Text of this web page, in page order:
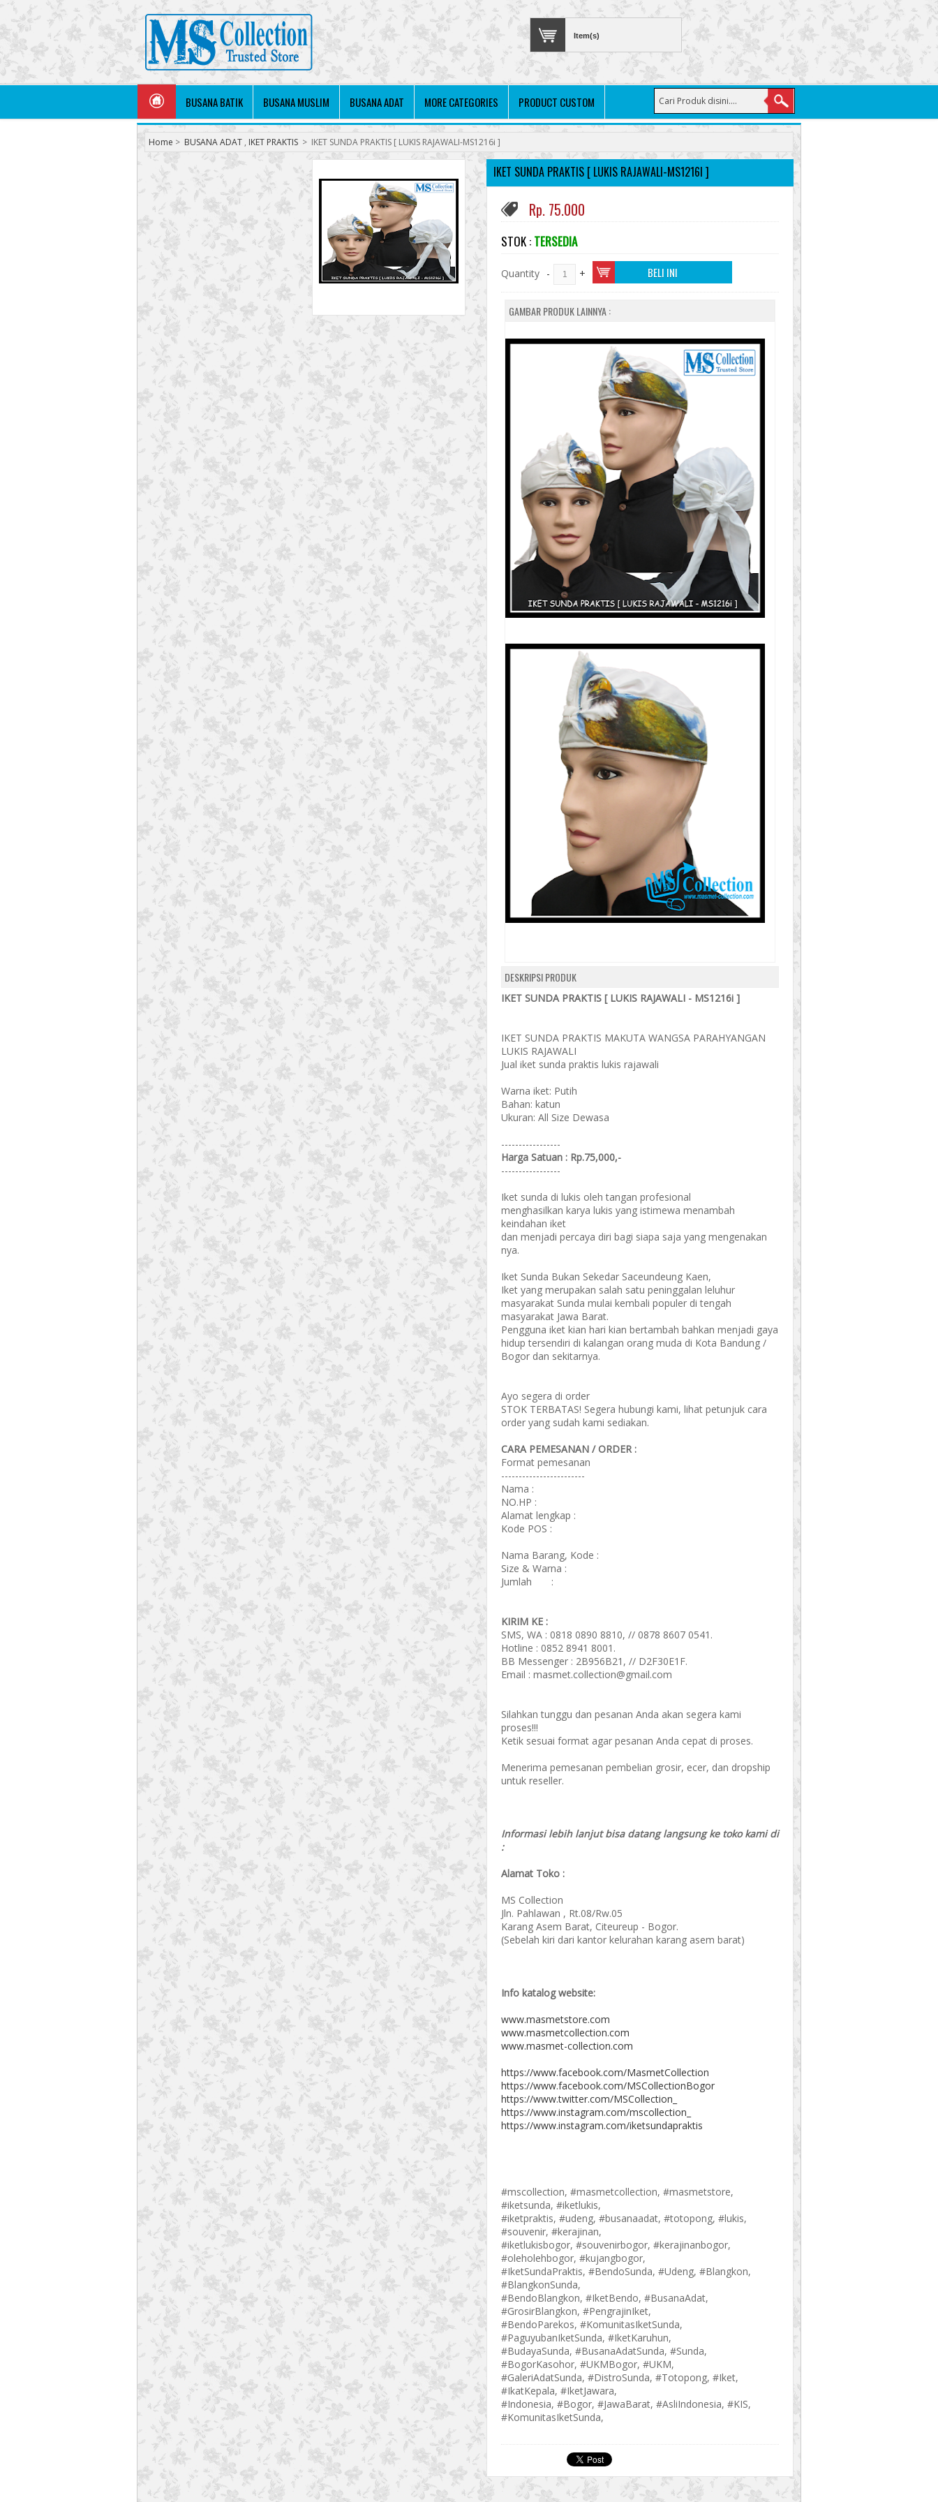
Item(s)
BUSANA BATIK BUSANA MUSLIM BUSANA ADAT MORE CATEGORIES PRODUCT CUSTOM
Home > BUSANA ADAT , IKET PRAKTIS > IKET SUNDA PRAKTIS [ LUKIS RAJAWALI-MS1216i ]
IKET SUNDA PRAKTIS [ LUKIS RAJAWALI-MS1216I ]
Rp. 75.000
STOK : TERSEDIA
Quantity - + BELI INI
GAMBAR PRODUK LAINNYA :
DESKRIPSI PRODUK
IKET SUNDA PRAKTIS [ LUKIS RAJAWALI - MS1216i ]
IKET SUNDA PRAKTIS MAKUTA WANGSA PARAHYANGAN
LUKIS RAJAWALI
Jual iket sunda praktis lukis rajawali
Warna iket: Putih
Bahan: katun
Ukuran: All Size Dewasa
-----------------
Harga Satuan : Rp.75,000,-
-----------------
Iket sunda di lukis oleh tangan profesional
menghasilkan karya lukis yang istimewa menambah
keindahan iket
dan menjadi percaya diri bagi siapa saja yang mengenakan
nya.
Iket Sunda Bukan Sekedar Saceundeung Kaen,
Iket yang merupakan salah satu peninggalan leluhur
masyarakat Sunda mulai kembali populer di tengah
masyarakat Jawa Barat.
Pengguna iket kian hari kian bertambah bahkan menjadi gaya
hidup tersendiri di kalangan orang muda di Kota Bandung /
Bogor dan sekitarnya.
Ayo segera di order
STOK TERBATAS! Segera hubungi kami, lihat petunjuk cara
order yang sudah kami sediakan.
CARA PEMESANAN / ORDER :
Format pemesanan
------------------------
Nama :
NO.HP :
Alamat lengkap :
Kode POS :
Nama Barang, Kode :
Size & Warna :
Jumlah :
KIRIM KE :
SMS, WA : 0818 0890 8810, // 0878 8607 0541.
Hotline : 0852 8941 8001.
BB Messenger : 2B956B21, // D2F30E1F.
Email : masmet.collection@gmail.com
Silahkan tunggu dan pesanan Anda akan segera kami
proses!!!
Ketik sesuai format agar pesanan Anda cepat di proses.
Menerima pemesanan pembelian grosir, ecer, dan dropship
untuk reseller.
Informasi lebih lanjut bisa datang langsung ke toko kami di
:
Alamat Toko :
MS Collection
Jln. Pahlawan , Rt.08/Rw.05
Karang Asem Barat, Citeureup - Bogor.
(Sebelah kiri dari kantor kelurahan karang asem barat)
Info katalog website:
www.masmetstore.com
www.masmetcollection.com
www.masmet-collection.com
https://www.facebook.com/MasmetCollection
https://www.facebook.com/MSCollectionBogor
https://www.twitter.com/MSCollection_
https://www.instagram.com/mscollection_
https://www.instagram.com/iketsundapraktis
#mscollection, #masmetcollection, #masmetstore,
#iketsunda, #iketlukis,
#iketpraktis, #udeng, #busanaadat, #totopong, #lukis,
#souvenir, #kerajinan,
#iketlukisbogor, #souvenirbogor, #kerajinanbogor,
#oleholehbogor, #kujangbogor,
#IketSundaPraktis, #BendoSunda, #Udeng, #Blangkon,
#BlangkonSunda,
#BendoBlangkon, #IketBendo, #BusanaAdat,
#GrosirBlangkon, #PengrajinIket,
#BendoParekos, #KomunitasIketSunda,
#PaguyubanIketSunda, #IketKaruhun,
#BudayaSunda, #BusanaAdatSunda, #Sunda,
#BogorKasohor, #UKMBogor, #UKM,
#GaleriAdatSunda, #DistroSunda, #Totopong, #Iket,
#IkatKepala, #IketJawara,
#Indonesia, #Bogor, #JawaBarat, #AsliIndonesia, #KIS,
#KomunitasIketSunda,